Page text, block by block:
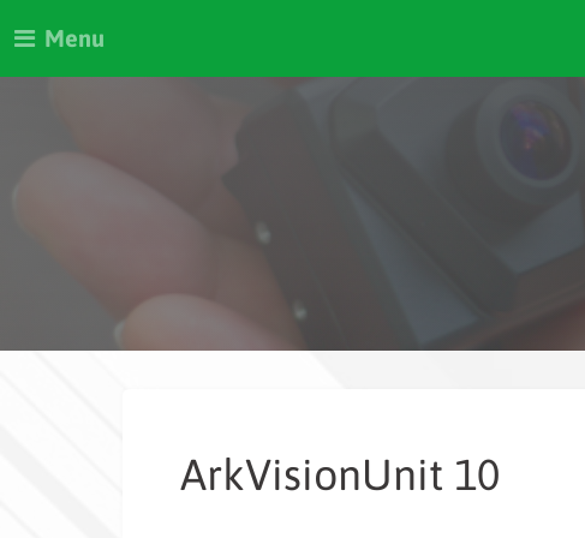
Menu
ArkVisionUnit 10